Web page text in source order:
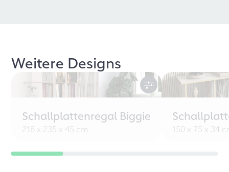
Weitere Designs
Schallplattenregal Biggie
218 x 235 x 45 cm 150 x 75 x 34